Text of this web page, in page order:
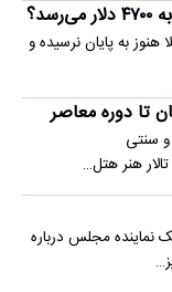
به پایان نرسیده و
و سنتی
نماینده مجلس درباره